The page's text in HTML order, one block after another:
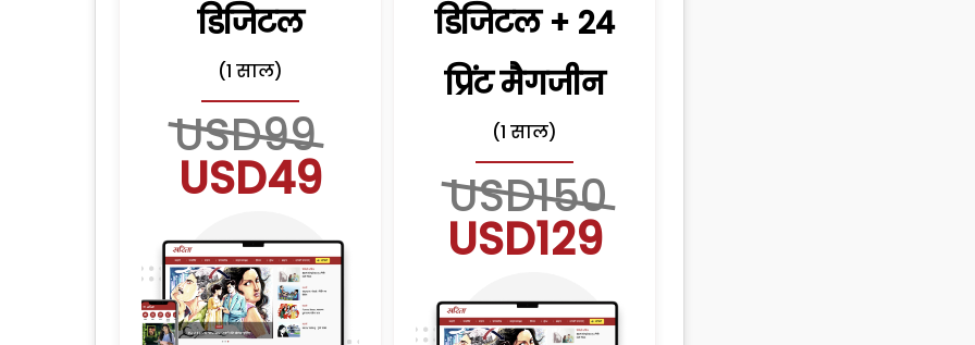
डिजिटल
(1 साल)
USD99
USD49
डिजिटल + 24
प्रिंट मैगजीन
(1 साल)
USD150
USD129